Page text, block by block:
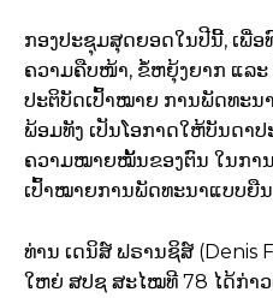
ກອງປະຊຸມສຸດຍອດໃນປີນີ້, ເພື່
ຄວາມຄືບໜ້າ, ຂໍ້ຫຍຸ້ງຍາກ ແລະ
ປະຕິບັດເປົ້າໝາຍ ການພັດທະນ
ພ້ອມທັງ ເປັນໂອກາດໃຫ້ບັນດາ
ຄວາມໝາຍໝັ້ນຂອງຕົນ ໃນການ
ເປົ້າໝາຍການພັດທະນາແບບຍື
ທ່ານ ເດນິສ໌ ຟຣານຊິສ໌ (Denis
ໃຫຍ່ ສປຊ ສະໄໝທີ 78 ໄດ້ກ່າ